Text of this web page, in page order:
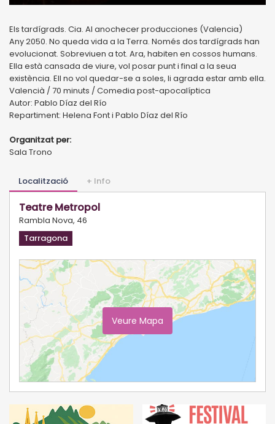
Els tardígrads. Cia. Al anochecer producciones (Valencia)
Any 2050. No queda vida a la Terra. Només dos tardígrads han
evolucionat. Sobreviuen a tot. Ara, habiten en cossos humans.
Ella està cansada de viure, vol posar punt i final a la seua
existència. Ell no vol quedar-se a soles, li agrada estar amb ella.
Valencià / 70 minuts / Comedia post-apocalíptica
Autor: Pablo Díaz del Río
Repartiment: Helena Font i Pablo Díaz del Río
Organitzat per:
Sala Trono
Localització + Info
Teatre Metropol
Rambla Nova, 46
Tarragona
Veure Mapa